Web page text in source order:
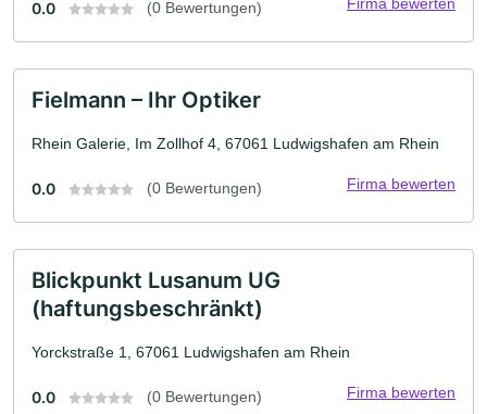
0.0 (0 Bewertungen)
Fielmann – Ihr Optiker
Rhein Galerie, Im Zollhof 4, 67061 Ludwigshafen am Rhein
0.0 (0 Bewertungen) Firma bewerten
Blickpunkt Lusanum UG
(haftungsbeschränkt)
Yorckstraße 1, 67061 Ludwigshafen am Rhein
0.0 (0 Bewertungen) Firma bewerten